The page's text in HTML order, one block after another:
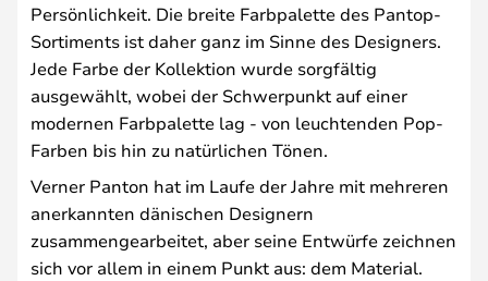
Persönlichkeit. Die breite Farbpalette des Pantop-
Sortiments ist daher ganz im Sinne des Designers.
Jede Farbe der Kollektion wurde sorgfältig
ausgewählt, wobei der Schwerpunkt auf einer
modernen Farbpalette lag - von leuchtenden Pop-
Farben bis hin zu natürlichen Tönen.
Verner Panton hat im Laufe der Jahre mit mehreren
anerkannten dänischen Designern
zusammengearbeitet, aber seine Entwürfe zeichnen
sich vor allem in einem Punkt aus: dem Material.